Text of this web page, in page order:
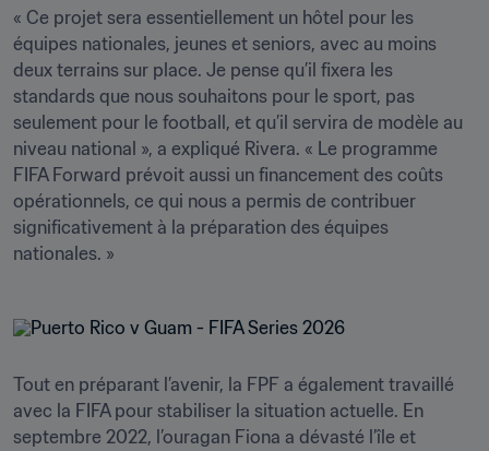
« Ce projet sera essentiellement un hôtel pour les
équipes nationales, jeunes et seniors, avec au moins
deux terrains sur place. Je pense qu’il fixera les
standards que nous souhaitons pour le sport, pas
seulement pour le football, et qu’il servira de modèle au
niveau national », a expliqué Rivera. « Le programme
FIFA Forward prévoit aussi un financement des coûts
opérationnels, ce qui nous a permis de contribuer
significativement à la préparation des équipes
nationales. »
Tout en préparant l’avenir, la FPF a également travaillé
avec la FIFA pour stabiliser la situation actuelle. En
septembre 2022, l’ouragan Fiona a dévasté l’île et